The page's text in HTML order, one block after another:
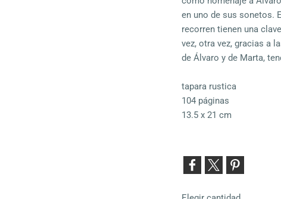
en uno de sus sonetos.
recorren tienen una
vez, otra vez, gracias a
de Álvaro y de Marta,
tapara rustica
104 páginas
13.5 x 21 cm